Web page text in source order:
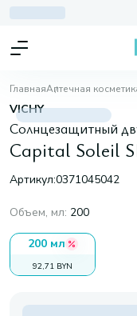
ГлавнаяАптечная
VICHY
Солнцезащитный
Capital Soleil
Артикул:0371045042
Объем, мл: 200
200 мл
92,71 BYN